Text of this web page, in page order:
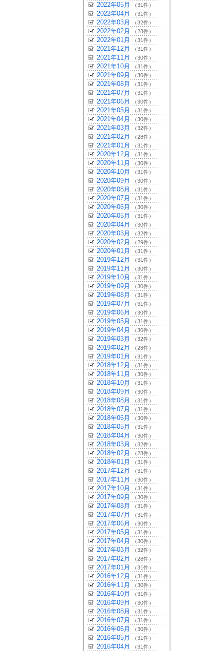
2022年05月 （31件）
2022年04月 （31件）
2022年03月 （32件）
2022年02月 （28件）
2022年01月 （31件）
2021年12月 （31件）
2021年11月 （30件）
2021年10月 （31件）
2021年09月 （30件）
2021年08月 （31件）
2021年07月 （31件）
2021年06月 （30件）
2021年05月 （31件）
2021年04月 （30件）
2021年03月 （32件）
2021年02月 （28件）
2021年01月 （31件）
2020年12月 （31件）
2020年11月 （30件）
2020年10月 （31件）
2020年09月 （30件）
2020年08月 （31件）
2020年07月 （31件）
2020年06月 （30件）
2020年05月 （31件）
2020年04月 （30件）
2020年03月 （32件）
2020年02月 （29件）
2020年01月 （31件）
2019年12月 （31件）
2019年11月 （30件）
2019年10月 （31件）
2019年09月 （30件）
2019年08月 （31件）
2019年07月 （31件）
2019年06月 （30件）
2019年05月 （31件）
2019年04月 （30件）
2019年03月 （32件）
2019年02月 （28件）
2019年01月 （31件）
2018年12月 （31件）
2018年11月 （30件）
2018年10月 （31件）
2018年09月 （30件）
2018年08月 （31件）
2018年07月 （31件）
2018年06月 （30件）
2018年05月 （31件）
2018年04月 （30件）
2018年03月 （32件）
2018年02月 （28件）
2018年01月 （31件）
2017年12月 （31件）
2017年11月 （30件）
2017年10月 （31件）
2017年09月 （30件）
2017年08月 （31件）
2017年07月 （31件）
2017年06月 （30件）
2017年05月 （31件）
2017年04月 （30件）
2017年03月 （32件）
2017年02月 （28件）
2017年01月 （31件）
2016年12月 （31件）
2016年11月 （30件）
2016年10月 （31件）
2016年09月 （30件）
2016年08月 （31件）
2016年07月 （31件）
2016年06月 （30件）
2016年05月 （31件）
2016年04月 （31件）